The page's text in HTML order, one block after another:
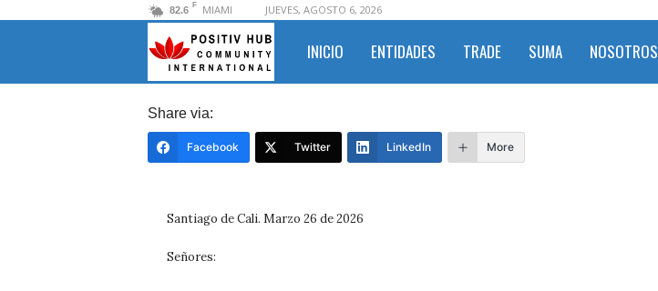
82.6 F MIAMI JUEVES, AGOSTO 6, 2026
COMMUNITY
INICIO ENTIDADES TRADE SUMA NOSOTROS
Share via:
Facebook Twitter LinkedIn More
Santiago de Cali. Marzo 26 de 2026
Señores: